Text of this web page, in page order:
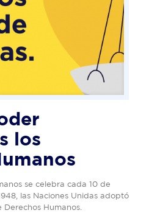
los
se celebra cada 10 de
las Naciones Unidas adoptó
Derechos Humanos.